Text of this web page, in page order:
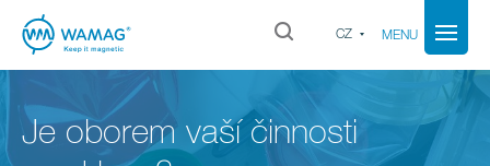
CZ MENU
Je oborem vaší činnosti